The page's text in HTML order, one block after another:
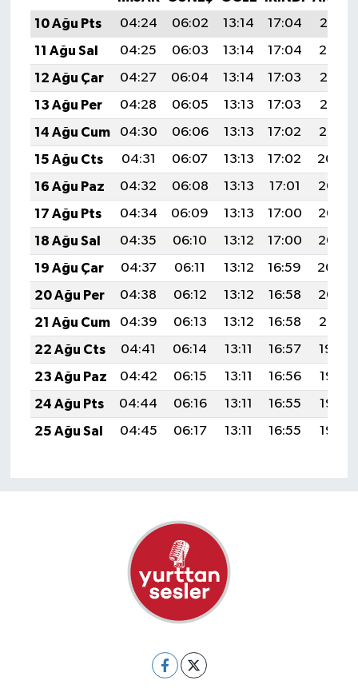
10 Ağu Pts
04:24 06:02 13:14 17:04
20:16
11 Ağu Sal
04:25 06:03 13:14 17:04
20:14
12 Ağu Çar
04:27 06:04 13:14 17:03
20:13
13 Ağu Per
04:28 06:05 13:13 17:03
20:12
14 Ağu Cum
04:30 06:06 13:13 17:02
20:10
15 Ağu Cts
04:31 06:07 13:13 17:02
20:09
16 Ağu Paz
04:32 06:08 13:13 17:01
20:08
17 Ağu Pts
04:34 06:09 13:13 17:00
20:06
18 Ağu Sal
04:35 06:10 13:12 17:00
20:05
19 Ağu Çar
04:37 06:11 13:12 16:59
20:04
20 Ağu Per
04:38 06:12 13:12 16:58
20:02
21 Ağu Cum
04:39 06:13 13:12 16:58
20:01
22 Ağu Cts
04:41 06:14 13:11 16:57
19:59
23 Ağu Paz
04:42 06:15 13:11 16:56
19:58
24 Ağu Pts
04:44 06:16 13:11 16:55
19:56
25 Ağu Sal
04:45 06:17 13:11 16:55 19:55